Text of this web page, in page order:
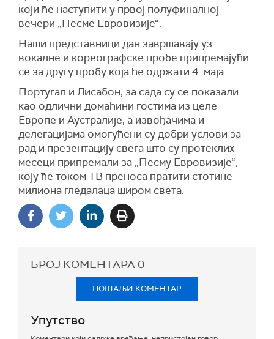
који ће наступити у првој полуфиналној
вечери „Песме Евровизије“.
Наши представници дан завршавају уз
вокалне и кореографске пробе припремајући
се за другу пробу која ће одржати 4. маја.
Португал и Лисабон, за сада су се показали
као одлични домаћини гостима из целе
Европе и Аустралије, а извођачима и
делегацијама омогућени су добри услови за
рад и презентацију свега што су протеклих
месеци припремали за „Песму Евровизије“,
коју ће током ТВ преноса пратити стотине
милиона гледалаца широм света.
БРОЈ КОМЕНТАРА0
ПОШАЉИ КОМЕНТАР
Упутство